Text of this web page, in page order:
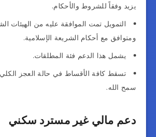
يزيد وفقاً للشروط والأحكام.
التمويل تمت الموافقة عليه من الهيئات
ومتوافق مع أحكام الشريعة الإسلامية.
يشمل هذا الدعم فئة المطلقات.
تسقط كافة الأقساط في حالة العجز الكلي
سمح الله.
دعم مالي غير مسترد سكني